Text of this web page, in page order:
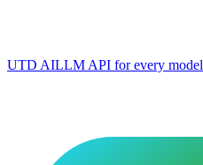
UTD AILLM API for every model